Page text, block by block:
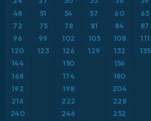
ICON Alemania 2 km
Caribe
Escandinavia
Estados Unidos
Europa
Anomalía de temperatura a 850 hPa
CAPE
Precipitación, nubes y presión
Profundidad de nieve
48 51 54 57 60 63
72
75 78 81 84 87
96 99 102 105 108 111
120
123 126 129 132 135
144
150 156
168
174 180
192
198 204
216
222 228
240 246 252